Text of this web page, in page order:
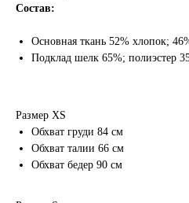
Состав:
Основная ткань 52% хлопок;
Подклад шелк 65%; полиэстер
Размер XS
Обхват груди 84 см
Обхват талии 66 см
Обхват бедер 90 см